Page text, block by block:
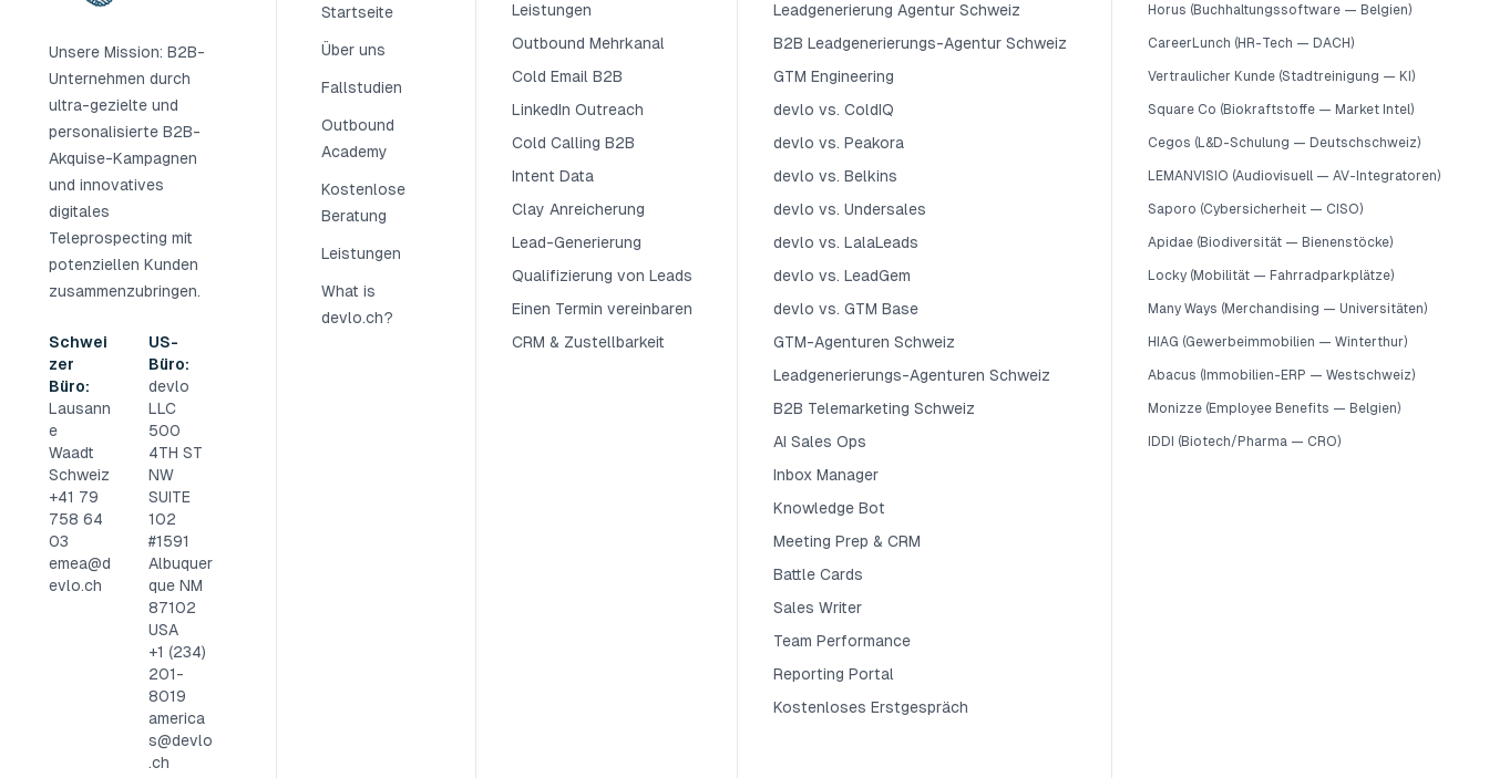
Unsere Mission: B2B-
Unternehmen durch
ultra-gezielte und
personalisierte B2B-
Akquise-Kampagnen
und innovatives
digitales
Teleprospecting mit
potenziellen Kunden
zusammenzubringen.
Schwei
zer
Büro:
Lausann
e
Waadt
Schweiz
+41 79
758 64
03
emea@d
evlo.ch
US-
Büro:
devlo
LLC
500
4TH ST
NW
SUITE
102
#1591
Albuquer
que NM
87102
USA
+1 (234)
201-
8019
america
s@devlo
.ch
Startseite
Über uns
Fallstudien
Outbound
Academy
Kostenlose
Beratung
Leistungen
What is
devlo.ch?
Leistungen
Outbound Mehrkanal
Cold Email B2B
LinkedIn Outreach
Cold Calling B2B
Intent Data
Clay Anreicherung
Lead-Generierung
Qualifizierung von Leads
Einen Termin vereinbaren
CRM & Zustellbarkeit
Leadgenerierung Agentur Schweiz
B2B Leadgenerierungs-Agentur Schweiz
GTM Engineering
devlo vs. ColdIQ
devlo vs. Peakora
devlo vs. Belkins
devlo vs. Undersales
devlo vs. LalaLeads
devlo vs. LeadGem
devlo vs. GTM Base
GTM-Agenturen Schweiz
Leadgenerierungs-Agenturen Schweiz
B2B Telemarketing Schweiz
AI Sales Ops
Inbox Manager
Knowledge Bot
Meeting Prep & CRM
Battle Cards
Sales Writer
Team Performance
Reporting Portal
Kostenloses Erstgespräch
Horus (Buchhaltungssoftware — Belgien)
CareerLunch (HR-Tech — DACH)
Vertraulicher Kunde (Stadtreinigung — KI)
Square Co (Biokraftstoffe — Market Intel)
Cegos (L&D-Schulung — Deutschschweiz)
LEMANVISIO (Audiovisuell — AV-Integratoren)
Saporo (Cybersicherheit — CISO)
Apidae (Biodiversität — Bienenstöcke)
Locky (Mobilität — Fahrradparkplätze)
Many Ways (Merchandising — Universitäten)
HIAG (Gewerbeimmobilien — Winterthur)
Abacus (Immobilien-ERP — Westschweiz)
Monizze (Employee Benefits — Belgien)
IDDI (Biotech/Pharma — CRO)